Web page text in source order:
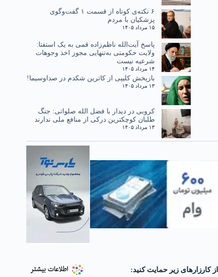
۶ نکته‌ی کوتاه از قسمت ۱ گفت‌وگوی
پزشکیان با مردم
۱۵ مرداد ۱۴۰۵
پاسخ آیت‌الله ناظم‌زاده قمی به یک استفتا:
ولایت حکومتی به‌تنهایی مجوز اخذ وجوهات
شرعیه نیست
۱۴ مرداد ۱۴۰۵
بازپخش کلیپی از کاترین شکدم در صداوسیما!
۱۳ مرداد ۱۴۰۵
کروبی در دیدار با فضل الله صلواتی: جنگ
طلبان کوچکترین درکی از منافع ملی ندارند
۱۳ مرداد ۱۴۰۵
از کارزارهای زیر حمایت کنید: